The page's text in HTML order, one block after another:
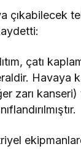
çıkabilecek
çatı
Havaya
zarı